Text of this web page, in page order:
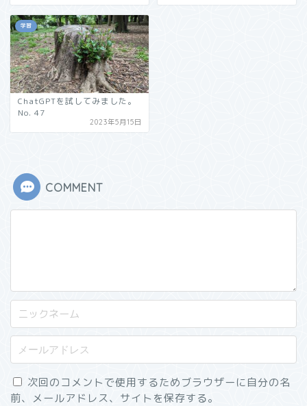
学習
ChatGPTを試してみました。
No. 47
2023年5月15日
COMMENT
次回のコメントで使用するためブラウザーに自分の名
前、メールアドレス、サイトを保存する。